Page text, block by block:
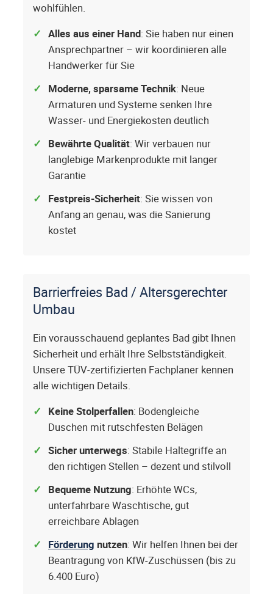
wohlfühlen.
Alles aus einer Hand: Sie haben nur einen
Ansprechpartner – wir koordinieren alle
Handwerker für Sie
Moderne, sparsame Technik: Neue
Armaturen und Systeme senken Ihre
Wasser- und Energiekosten deutlich
Bewährte Qualität: Wir verbauen nur
langlebige Markenprodukte mit langer
Garantie
Festpreis-Sicherheit: Sie wissen von
Anfang an genau, was die Sanierung
kostet
Barrierfreies Bad / Altersgerechter
Umbau
Ein vorausschauend geplantes Bad gibt Ihnen
Sicherheit und erhält Ihre Selbstständigkeit.
Unsere TÜV-zertifizierten Fachplaner kennen
alle wichtigen Details.
Keine Stolperfallen: Bodengleiche
Duschen mit rutschfesten Belägen
Sicher unterwegs: Stabile Haltegriffe an
den richtigen Stellen – dezent und stilvoll
Bequeme Nutzung: Erhöhte WCs,
unterfahrbare Waschtische, gut
erreichbare Ablagen
Förderung nutzen: Wir helfen Ihnen bei der
Beantragung von KfW-Zuschüssen (bis zu
6.400 Euro)